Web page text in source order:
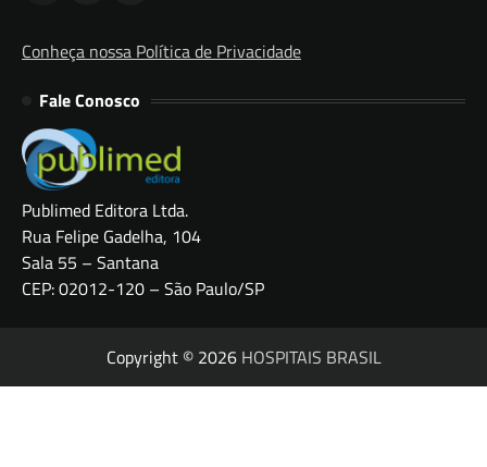
Conheça nossa Política de Privacidade
Fale Conosco
Publimed Editora Ltda.
Rua Felipe Gadelha, 104
Sala 55 – Santana
CEP: 02012-120 – São Paulo/SP
Copyright © 2026 HOSPITAIS BRASIL